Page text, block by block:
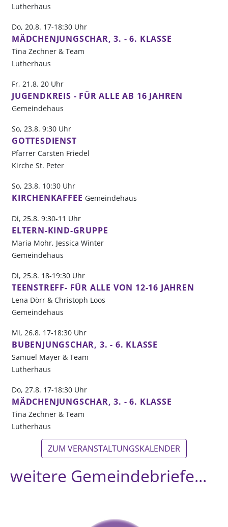
Lutherhaus
Do, 20.8. 17-18:30 Uhr
MÄDCHENJUNGSCHAR, 3. - 6. KLASSE
Tina Zechner & Team
Lutherhaus
Fr, 21.8. 20 Uhr
JUGENDKREIS - FÜR ALLE AB 16 JAHREN
Gemeindehaus
So, 23.8. 9:30 Uhr
GOTTESDIENST
Pfarrer Carsten Friedel
Kirche St. Peter
So, 23.8. 10:30 Uhr
KIRCHENKAFFEE Gemeindehaus
Di, 25.8. 9:30-11 Uhr
ELTERN-KIND-GRUPPE
Maria Mohr, Jessica Winter
Gemeindehaus
Di, 25.8. 18-19:30 Uhr
TEENSTREFF- FÜR ALLE VON 12-16 JAHREN
Lena Dörr & Christoph Loos
Gemeindehaus
Mi, 26.8. 17-18:30 Uhr
BUBENJUNGSCHAR, 3. - 6. KLASSE
Samuel Mayer & Team
Lutherhaus
Do, 27.8. 17-18:30 Uhr
MÄDCHENJUNGSCHAR, 3. - 6. KLASSE
Tina Zechner & Team
Lutherhaus
ZUM VERANSTALTUNGSKALENDER
weitere Gemeindebriefe...